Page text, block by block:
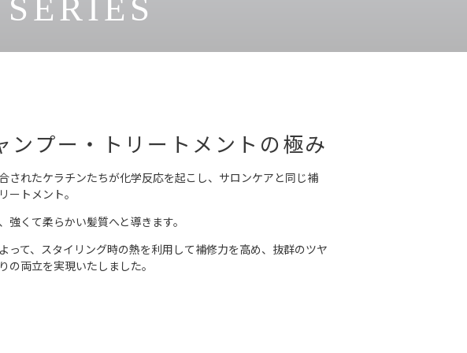
SERIES
ンプー・トリートメントの極み
されたケラチンたちが化学反応を起こし、サロンケアと同じ補
ートメント。
くて柔らかい髪質へと導きます。
って、スタイリング時の熱を利用して補修力を高め、抜群のツヤ
の両立を実現いたしました。